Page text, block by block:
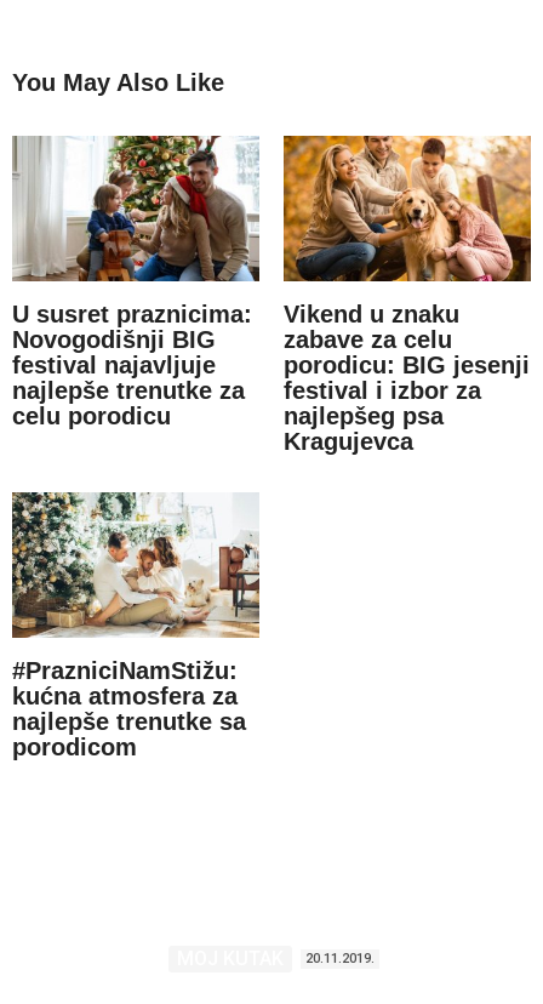
You May Also Like
U susret praznicima:
Novogodišnji BIG
festival najavljuje
najlepše trenutke za
celu porodicu
Vikend u znaku
zabave za celu
porodicu: BIG jesenji
festival i izbor za
najlepšeg psa
Kragujevca
#PrazniciNamStižu:
kućna atmosfera za
najlepše trenutke sa
porodicom
20.11.2019.